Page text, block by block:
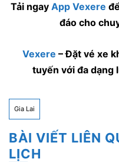
Tải ngay App Vexere
đáo cho
Vexere – Đặt vé xe
tuyến với đa dạng
Gia Lai
BÀI VIẾT LIÊN
LỊCH